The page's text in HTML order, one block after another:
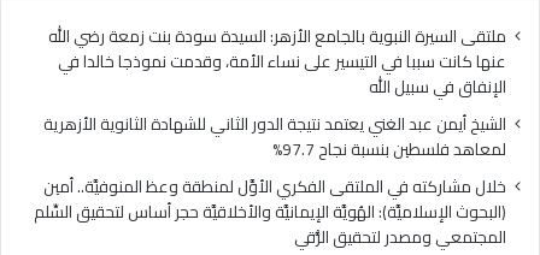
بنسبة
نجاح
97.7%
ملتقى السيرة النبوية بالجامع الأزهر: السيدة سودة بنت زمعة رضي الله
عنها كانت سببا في التيسير على نساء الأمة، وقدمت نموذجا خالدا في
الإنفاق في سبيل الله
الشيخ أيمن عبد الغني يعتمد نتيجة الدور الثاني للشهادة الثانوية الأزهرية
لمعاهد فلسطين بنسبة نجاح 97.7%
خلال مشاركته في الملتقى الفكري الأوَّل لمنطقة وعظ المنوفيَّة.. أمين
(البحوث الإسلاميَّة): الهُويَّة الإيمانيَّة والأخلاقيَّة حجر أساس لتحقيق السِّلم
المجتمعي ومصدر لتحقيق الرُّقي